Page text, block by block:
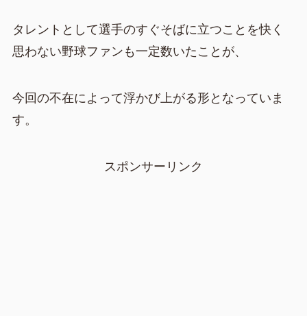
タレントとして選手のすぐそばに立つことを快く
思わない野球ファンも一定数いたことが、
今回の不在によって浮かび上がる形となっていま
す。
スポンサーリンク